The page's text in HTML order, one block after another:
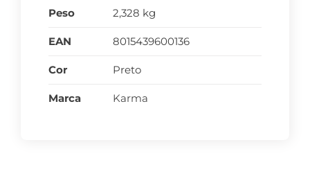
Peso 2,328 kg
EAN 8015439600136
Cor Preto
Marca Karma